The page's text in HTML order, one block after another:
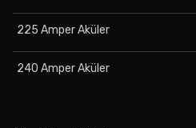
225 Amper Aküler
240 Amper Aküler